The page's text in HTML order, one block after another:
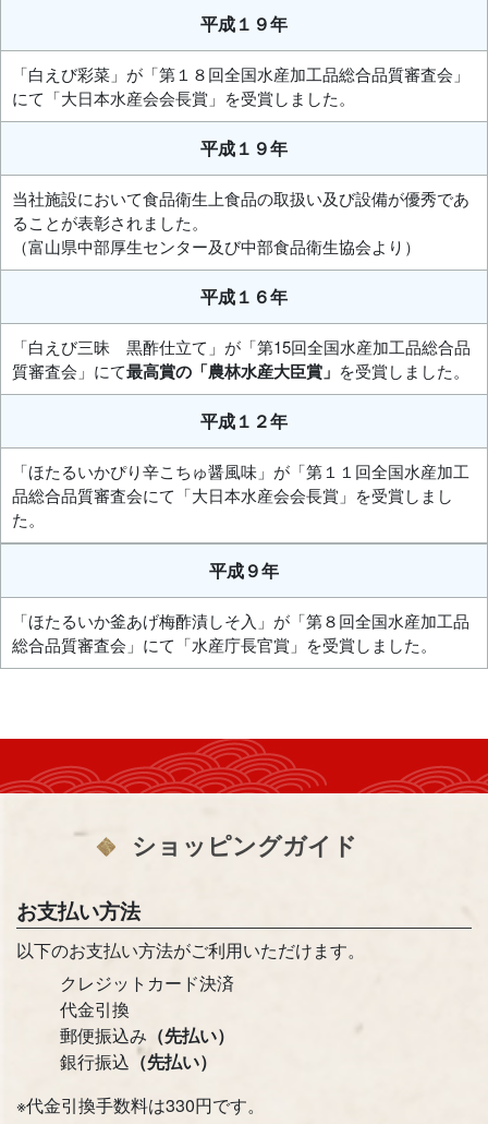
平成１９年
「白えび彩菜」が「第１８回全国水産加工品総合品質審査会」
にて「大日本水産会会長賞」を受賞しました。
平成１９年
当社施設において食品衛生上食品の取扱い及び設備が優秀であ
ることが表彰されました。
（富山県中部厚生センター及び中部食品衛生協会より）
平成１６年
「白えび三昧 黒酢仕立て」が「第15回全国水産加工品総合品
質審査会」にて最高賞の「農林水産大臣賞」 を受賞しました。
平成１２年
「ほたるいかぴり辛こちゅ醤風味」が「第１１回全国水産加工
品総合品質審査会にて「大日本水産会会長賞」を受賞しまし
た。
平成９年
「ほたるいか釜あげ梅酢漬しそ入」が「第８回全国水産加工品
総合品質審査会」にて「水産庁長官賞」を受賞しました。
ショッピングガイド
お支払い方法
以下のお支払い方法がご利用いただけます。
クレジットカード決済
代金引換
郵便振込み （先払い）
銀行振込 （先払い）
※代金引換手数料は330円です。